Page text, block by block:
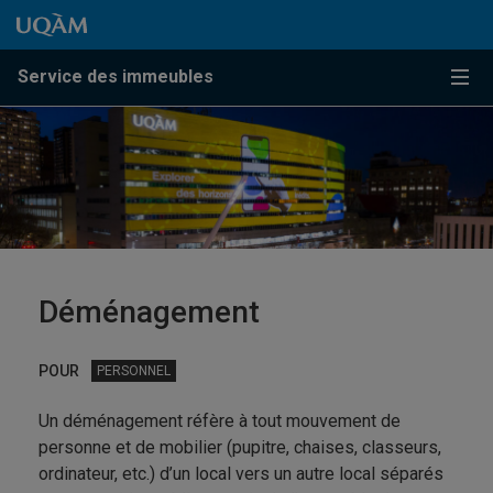
Passer au contenu
Accéder au menu principal
Accéder à la recherche
Passer au contenu
Accéder au menu principal
Service des immeubles
Déménagement
POUR PERSONNEL
Un déménagement réfère à tout mouvement de
personne et de mobilier (pupitre, chaises, classeurs,
ordinateur, etc.) d’un local vers un autre local séparés